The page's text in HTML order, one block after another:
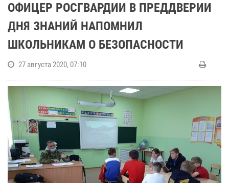
ОФИЦЕР РОСГВАРДИИ В ПРЕДДВЕРИИ
ДНЯ ЗНАНИЙ НАПОМНИЛ
ШКОЛЬНИКАМ О БЕЗОПАСНОСТИ
27 августа 2020, 07:10